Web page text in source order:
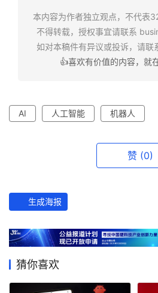
本内容为作者独立观点，不代表
不得转载，授权事宜请联系
如对本稿件有异议或投诉，请联
👍喜欢有价值的内容，就
AI 人工智能 机器人
赞 (0)
生成海报
猜你喜欢